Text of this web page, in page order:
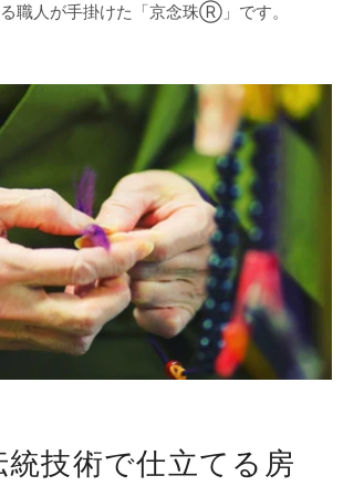
職人が手掛けた「京念珠Ⓡ」です。
統技術で仕立てる房